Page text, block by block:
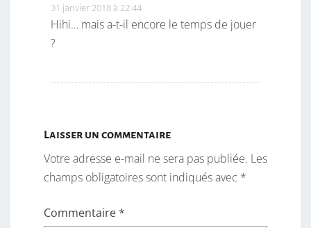
31 janvier 2018 à 22:44
Hihi… mais a-t-il encore le temps de jouer
?
Laisser un commentaire
Votre adresse e-mail ne sera pas publiée. Les
champs obligatoires sont indiqués avec *
Commentaire*